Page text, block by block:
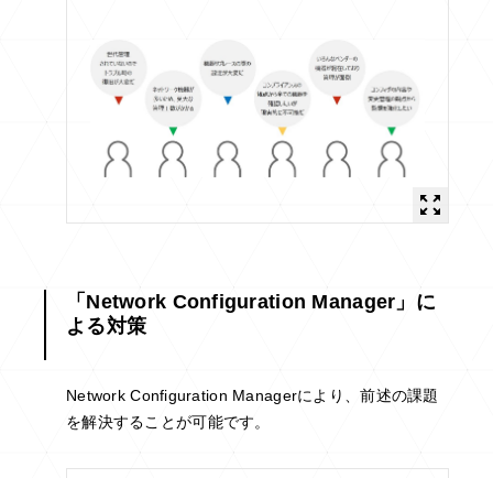
「Network Configuration Manager」に
よる対策
Network Configuration Managerにより、前述の課題
を解決することが可能です。